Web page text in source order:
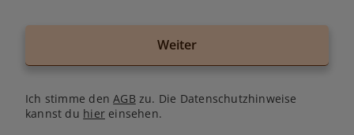
Weiter
Ich stimme denAGB zu. Die Datenschutzhinweise
kannst du hiereinsehen.